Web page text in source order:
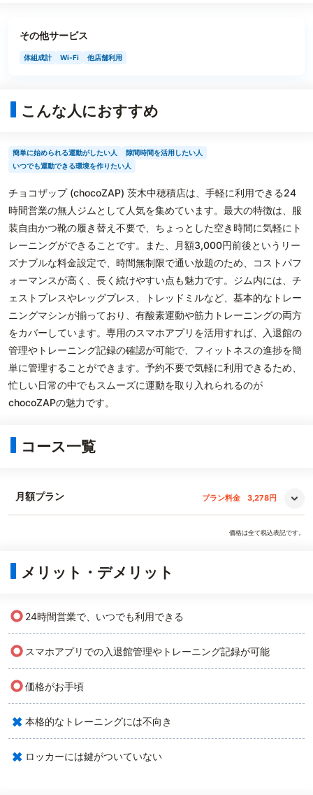
その他サービス
体組成計 Wi-Fi 他店舗利用
こんな人におすすめ
簡単に始められる運動がしたい人
隙間時間を活用したい人
いつでも運動できる環境を作りたい人
チョコザップ (chocoZAP) 茨木中穂積店は、手軽に利用できる24
時間営業の無人ジムとして人気を集めています。最大の特徴は、服
装自由かつ靴の履き替え不要で、ちょっとした空き時間に気軽にト
レーニングができることです。また、月額3,000円前後というリー
ズナブルな料金設定で、時間無制限で通い放題のため、コストパフ
ォーマンスが高く、長く続けやすい点も魅力です。ジム内には、チ
ェストプレスやレッグプレス、トレッドミルなど、基本的なトレー
ニングマシンが揃っており、有酸素運動や筋力トレーニングの両方
をカバーしています。専用のスマホアプリを活用すれば、入退館の
管理やトレーニング記録の確認が可能で、フィットネスの進捗を簡
単に管理することができます。予約不要で気軽に利用できるため、
忙しい日常の中でもスムーズに運動を取り入れられるのが
chocoZAPの魅力です。
コース一覧
月額プラン プラン料金 3,278円
価格は全て税込表記です。
メリット・デメリット
○ 24時間営業で、いつでも利用できる
○ スマホアプリでの入退館管理やトレーニング記録が可能
○価格がお手頃
× 本格的なトレーニングには不向き
× ロッカーには鍵がついていない